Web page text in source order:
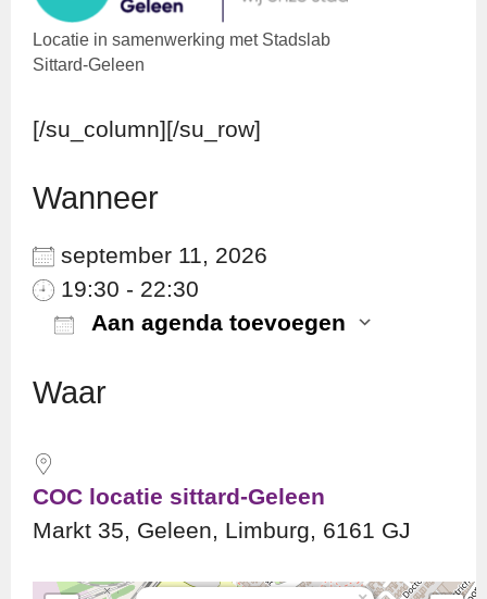
Locatie in samenwerking met Stadslab
Sittard-Geleen
[/su_column][/su_row]
Wanneer
september 11, 2026
19:30 - 22:30
Aan agenda toevoegen
Waar
COC locatie sittard-Geleen
Markt 35, Geleen, Limburg, 6161 GJ